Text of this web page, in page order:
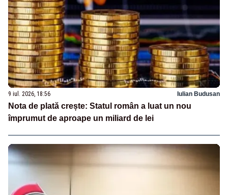
9 iul. 2026, 18:56 Iulian Budusan
Nota de plată crește: Statul român a luat un nou
împrumut de aproape un miliard de lei